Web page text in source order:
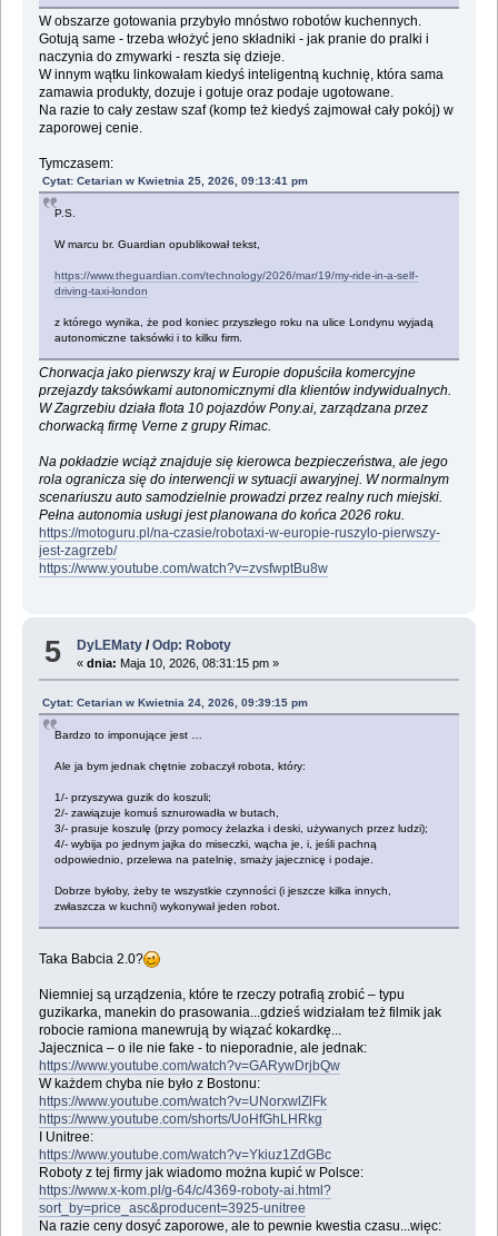
W obszarze gotowania przybyło mnóstwo robotów kuchennych.
Gotują same - trzeba włożyć jeno składniki - jak pranie do pralki i
naczynia do zmywarki - reszta się dzieje.
W innym wątku linkowałam kiedyś inteligentną kuchnię, która sama
zamawia produkty, dozuje i gotuje oraz podaje ugotowane.
Na razie to cały zestaw szaf (komp też kiedyś zajmował cały pokój) w
zaporowej cenie.
Tymczasem:
Cytat: Cetarian w Kwietnia 25, 2026, 09:13:41 pm
P.S.
W marcu br. Guardian opublikował tekst,
https://www.theguardian.com/technology/2026/mar/19/my-ride-in-a-self-
driving-taxi-london
z którego wynika, że pod koniec przyszłego roku na ulice Londynu wyjadą
autonomiczne taksówki i to kilku firm.
Chorwacja jako pierwszy kraj w Europie dopuściła komercyjne
przejazdy taksówkami autonomicznymi dla klientów indywidualnych.
W Zagrzebiu działa flota 10 pojazdów Pony.ai, zarządzana przez
chorwacką firmę Verne z grupy Rimac.
Na pokładzie wciąż znajduje się kierowca bezpieczeństwa, ale jego
rola ogranicza się do interwencji w sytuacji awaryjnej. W normalnym
scenariuszu auto samodzielnie prowadzi przez realny ruch miejski.
Pełna autonomia usługi jest planowana do końca 2026 roku.
https://motoguru.pl/na-czasie/robotaxi-w-europie-ruszylo-pierwszy-
jest-zagrzeb/
https://www.youtube.com/watch?v=zvsfwptBu8w
5 DyLEMaty /Odp: Roboty
«dnia: Maja 10, 2026, 08:31:15 pm »
Cytat: Cetarian w Kwietnia 24, 2026, 09:39:15 pm
Bardzo to imponujące jest …
Ale ja bym jednak chętnie zobaczył robota, który:
1/- przyszywa guzik do koszuli;
2/- zawiązuje komuś sznurowadła w butach,
3/- prasuje koszulę (przy pomocy żelazka i deski, używanych przez ludzi);
4/- wybija po jednym jajka do miseczki, wącha je, i, jeśli pachną
odpowiednio, przelewa na patelnię, smaży jajecznicę i podaje.
Dobrze byłoby, żeby te wszystkie czynności (i jeszcze kilka innych,
zwłaszcza w kuchni) wykonywał jeden robot.
Taka Babcia 2.0?
Niemniej są urządzenia, które te rzeczy potrafią zrobić – typu
guzikarka, manekin do prasowania...gdzieś widziałam też filmik jak
robocie ramiona manewrują by wiązać kokardkę...
Jajecznica – o ile nie fake - to nieporadnie, ale jednak:
https://www.youtube.com/watch?v=GARywDrjbQw
W każdem chyba nie było z Bostonu:
https://www.youtube.com/watch?v=UNorxwlZlFk
https://www.youtube.com/shorts/UoHfGhLHRkg
I Unitree:
https://www.youtube.com/watch?v=Ykiuz1ZdGBc
Roboty z tej firmy jak wiadomo można kupić w Polsce:
https://www.x-kom.pl/g-64/c/4369-roboty-ai.html?
sort_by=price_asc&producent=3925-unitree
Na razie ceny dosyć zaporowe, ale to pewnie kwestia czasu...więc: